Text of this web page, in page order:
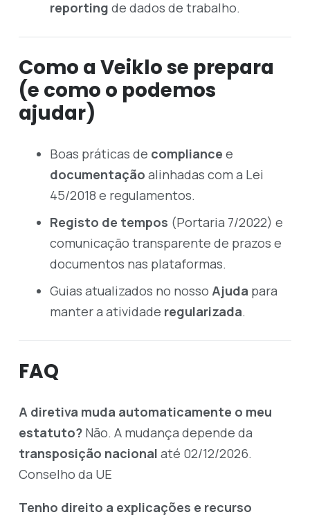
reporting de dados de trabalho.
Como a Veiklo se prepara
(e como o podemos
ajudar)
Boas práticas de compliance e
documentação alinhadas com a Lei
45/2018 e regulamentos.
Registo de tempos (Portaria 7/2022) e
comunicação transparente de prazos e
documentos nas plataformas.
Guias atualizados no nosso Ajuda para
manter a atividade regularizada.
FAQ
A diretiva muda automaticamente o meu
estatuto? Não. A mudança depende da
transposição nacional até 02/12/2026.
Conselho da UE
Tenho direito a explicações e recurso